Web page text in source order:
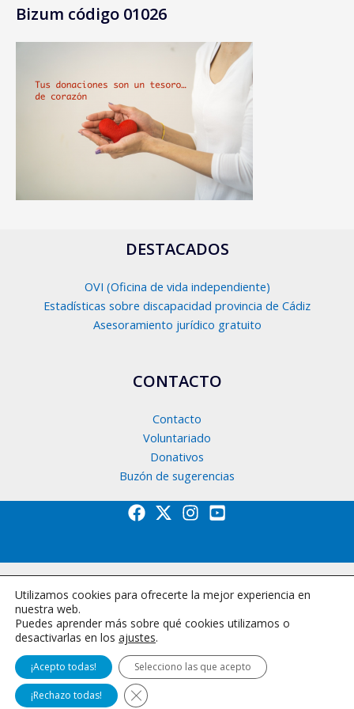
Bizum código 01026
DESTACADOS
OVI (Oficina de vida independiente)
Estadísticas sobre discapacidad provincia de Cádiz
Asesoramiento jurídico gratuito
CONTACTO
Contacto
Voluntariado
Donativos
Buzón de sugerencias
Política Canal de Denuncias Política de privacidad
Mapa del sitio
Utilizamos cookies para ofrecerte la mejor experiencia en
nuestra web.
Puedes aprender más sobre qué cookies utilizamos o
desactivarlas en los ajustes.
¡Acepto todas!
¡Rechazo todas!
Selecciono las que acepto
Cerrar el banner de cookies RGPD